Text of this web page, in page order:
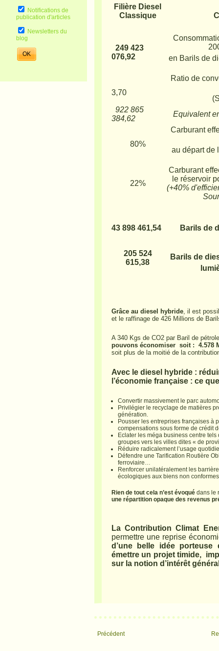
Notifications de
publication d'articles
Newsletters du
blog
Filière Diesel
Classique
249 423
076,92
en Barils de
3,70
Ratio de
922 865
384,62
Equivalent
80%
Carburant
au départ de
22%
Carburant
le réservoir
(+40%
43 898 461,54 Barils de
205 524
615,38
Barils de
Grâce au diesel hybride, il est
et le raffinage de 426 Millions de
A 340 Kgs de CO2 par Baril de
pouvons économiser soit : 4.578
soit plus de la moitié de la
Avec le diesel hybride :
l’économie française : ce
Convertir massivement le parc
Privilégier le recyclage de matières
génération.
Pousser les entreprises françaises à
compensations sous forme de crédit
Eclater les méga business centre
groupes vers les villes dites « de
Réduire radicalement l’usage
Défendre une Tarification Routière
ferroviaire…
Renforcer unilatéralement les
écologiques aux biens non
Rien de tout cela n’est évoqué dans le
une répartition opaque des revenus
La Contribution Climat
permettre une reprise
d’une belle idée porteuse
émettre un projet timide,
sur la notion d’intérêt
Précédent